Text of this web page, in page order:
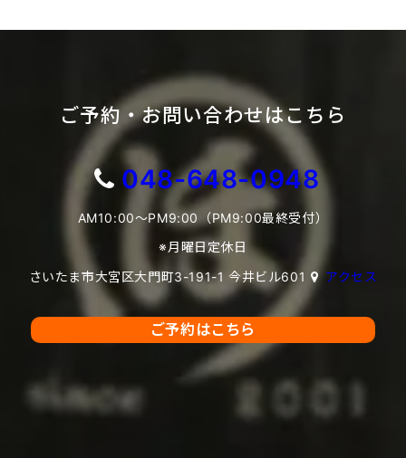
ご予約・お問い合わせはこちら
048-648-0948
AM10:00～PM9:00（PM9:00最終受付）
※月曜日定休日
さいたま市大宮区大門町3-191-1 今井ビル601
アクセス
ご予約はこちら